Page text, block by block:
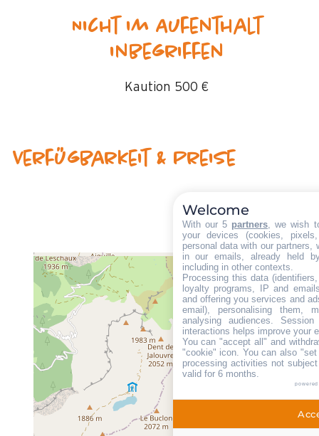
Nicht im Aufenthalt
inbegriffen
Kaution 500 €
Verfügbarkeit & Preise
Welcome
With our 5 partners , we wish
your devices (cookies,
personal data with our partners,
in our emails, already held
including in other contexts.
Processing this data
loyalty programs, IP and
and offering you services and
email), personalising them,
analysing audiences.
interactions helps improve your
You can "accept all" and
"cookie" icon . You can also
processing activities not
valid for 6 months.